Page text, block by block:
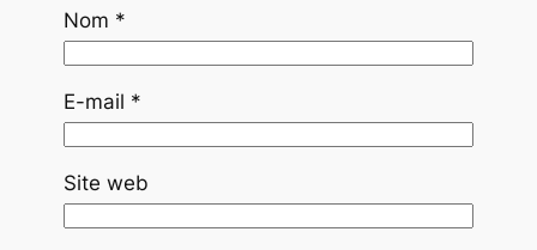
Nom *
E-mail *
Site web